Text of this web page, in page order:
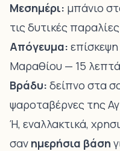
Μεσημέρι: μπάνιο
τις δυτικές παραλίες
Απόγευμα:
Μαραθίου — 15
Βράδυ: δείπνο στα
ψαροταβέρνες της
Ή, εναλλακτικά,
σαν ημερήσια βάση